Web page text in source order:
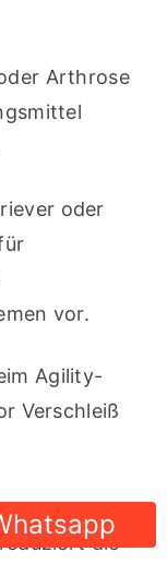
Arthrose
oder
vor.
Agility-
Verschleiß
Nach Operationen oder Verletzungen:
die